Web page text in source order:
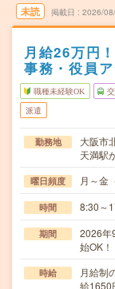
未読 掲載日 2026/
月給26万円
事務・役員
職種未経験OK
派遣
勤務地
大阪市
天満駅
曜日頻度 月～金
時間 8:30～
期間
2026
始OK！
時給
月給制
給1650